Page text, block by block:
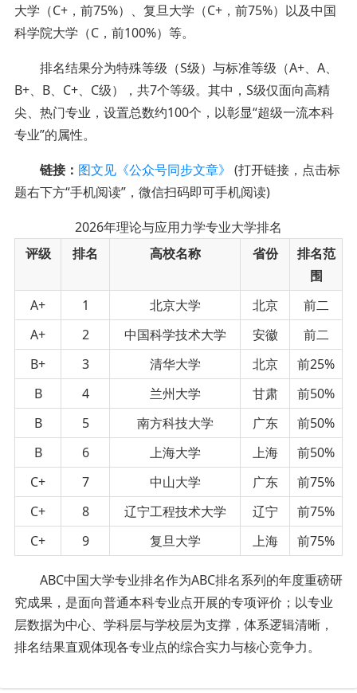
大学（C+，前75%）、复旦大学（C+，前75%）以及中国
科学院大学（C，前100%）等。
排名结果分为特殊等级（S级）与标准等级（A+、A、
B+、B、C+、C级），共7个等级。其中，S级仅面向高精
尖、热门专业，设置总数约100个，以彰显“超级一流本科
专业”的属性。
链接： 图文见《公众号同步文章》 (打开链接，点击标
题右下方“手机阅读”，微信扫码即可手机阅读)
2026年理论与应用力学专业大学排名
评级
排名 高校名称 省份
排名范
围
A+
1 北京大学 北京
前二
A+
2 中国科学技术大学 安徽
前二
B+
3 清华大学 北京
前25%
B
4 兰州大学 甘肃
前50%
B
5 南方科技大学 广东
前50%
B
6 上海大学 上海
前50%
C+
7 中山大学 广东
前75%
C+
8 辽宁工程技术大学 辽宁
前75%
C+
9 复旦大学 上海 前75%
ABC中国大学专业排名作为ABC排名系列的年度重磅研
究成果，是面向普通本科专业点开展的专项评价；以专业
层数据为中心、学科层与学校层为支撑，体系逻辑清晰，
排名结果直观体现各专业点的综合实力与核心竞争力。